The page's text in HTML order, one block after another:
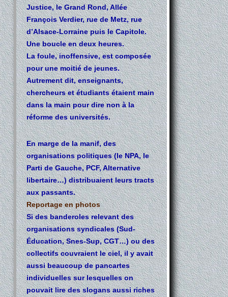
Justice, le Grand Rond, Allée
François Verdier, rue de Metz, rue
d’Alsace-Lorraine puis le Capitole.
Une boucle en deux heures.
La foule, inoffensive, est composée
pour une moitié de jeunes.
Autrement dit, enseignants,
chercheurs et étudiants étaient main
dans la main pour dire non à la
réforme des universités.
En marge de la manif, des
organisations politiques (le NPA, le
Parti de Gauche, PCF, Alternative
libertaire…) distribuaient leurs tracts
aux passants.
Reportage en photos
Si des banderoles relevant des
organisations syndicales (Sud-
Éducation, Snes-Sup, CGT…) ou des
collectifs couvraient le ciel, il y avait
aussi beaucoup de pancartes
individuelles sur lesquelles on
pouvait lire des slogans aussi riches